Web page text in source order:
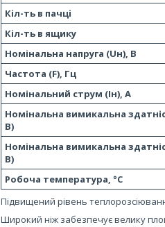
Кіл-ть в пачці
Кіл-ть в ящику
Номінальна напруга (Uн), В
Частота (F), Гц
Номінальний струм (Iн), А
Номінальна вимикальна
В)
Номінальна вимикальна
В)
Робоча температура, °C
Підвищений рівень
Широкий ніж забезпечує велику